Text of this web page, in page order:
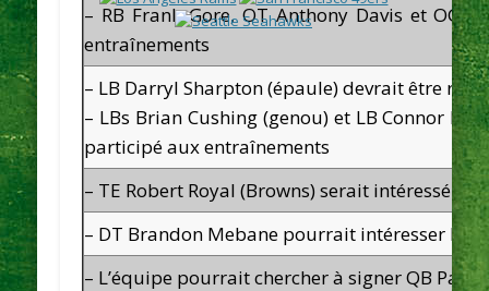
– RB Frank Gore, OTAnthony Davis et OG
entraînements
– LB Darryl Sharpton(épaule) devrait être
– LBs Brian Cushing(genou) et LBConnor
participé aux entraînements
– TE Robert Royal (Browns) serait intéressé à
– DT Brandon Mebane pourrait intéresser les
– L’équipe pourrait chercher à signer QB